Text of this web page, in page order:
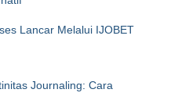
Lancar Melalui IJOBET
Journaling: Cara